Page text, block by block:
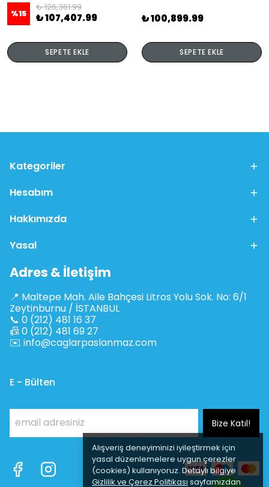
Alışveriş deneyiminizi iyileştirmek için
yasal düzenlemelere uygun çerezler
(cookies) kullanıyoruz. Detaylı bilgiye
Gizlilik ve Çerez Politikası sayfamızdan
%15
₺ 126,361.99
₺ 107,407.99
SEPETE EKLE
₺ 100,899.99
SEPETE EKLE
Kategoriler
Hesabım
Hakkımızda
Yasal
Adres & İletişim
📍 Maltepe Mah. Aile Bahçesi Litros Yolu Sok. No: 6/1
Zeytinburnu / İSTANBUL
📞 0 (212) 481 16 37
📠 0 (212) 481 69 27
✉️ info@caglarpaslanmaz.com
E - Bülten
Bize Katıl!